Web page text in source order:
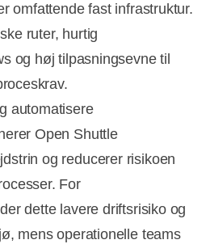
omfattende fast infrastruktur.
ruter, hurtig
og høj tilpasningsevne til
automatisere
Open Shuttle
og reducerer risikoen
For
dette lavere driftsrisiko og
mens operationelle teams